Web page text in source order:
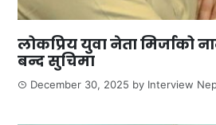
लोकप्रिय युवा नेता मिर्जाको
बन्द सुचिमा
December 30, 2025 by Interview